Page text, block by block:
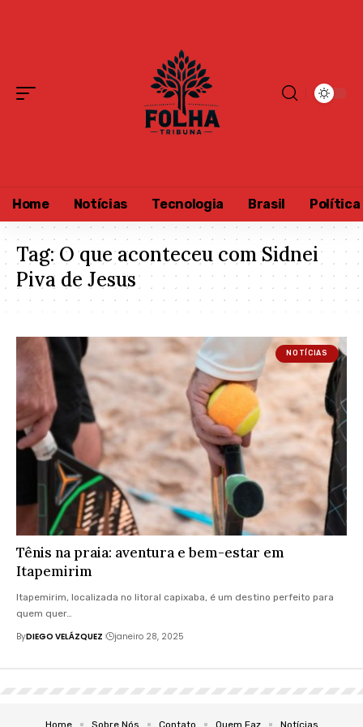
Home Notícias Tecnologia Brasil Política
Tag:O que aconteceu com Sidnei
Piva de Jesus
NOTÍCIAS
Tênis na praia: aventura e bem-estar em
Itapemirim
Itapemirim, localizada no litoral capixaba, é um destino perfeito para
quem quer…
ByDIEGO VELÁZQUEZ janeiro 28, 2025
Home Sobre Nós Contato Quem Faz Notícias